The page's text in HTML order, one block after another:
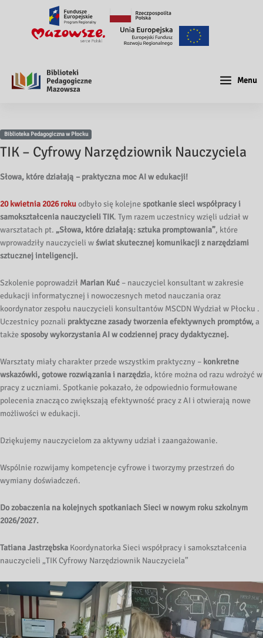
Menu
Biblioteka Pedagogiczna w Płocku
TIK – Cyfrowy Narzędziownik Nauczyciela
Słowa, które działają – praktyczna moc AI w edukacji!
20 kwietnia 2026 rokuodbyło się kolejnespotkanie sieci współpracy i
samokształcenia nauczycieli TIK. Tym razem uczestnicy wzięli udział w
warsztatach pt. „Słowa, które działają: sztuka promptowania”, które
wprowadziły nauczycieli wświat skutecznej komunikacji z narzędziami
sztucznej inteligencji.
Szkolenie poprowadził Marian Kuć – nauczyciel konsultant w zakresie
edukacji informatycznej i nowoczesnych metod nauczania oraz
koordynator zespołu nauczycieli konsultantów MSCDN Wydział w Płocku .
Uczestnicy poznali praktyczne zasady tworzenia efektywnych promptów,a
takżesposoby wykorzystania AI w codziennej pracy dydaktycznej.
Warsztaty miały charakter przede wszystkim praktyczny – konkretne
wskazówki, gotowe rozwiązania i narzędzia, które można od razu wdrożyć w
pracy z uczniami. Spotkanie pokazało, że odpowiednio formułowane
polecenia znacząco zwiększają efektywność pracy z AI i otwierają nowe
możliwości w edukacji.
Dziękujemy nauczycielom za aktywny udział i zaangażowanie.
Wspólnie rozwijamy kompetencje cyfrowe i tworzymy przestrzeń do
wymiany doświadczeń.
Do zobaczenia na kolejnych spotkaniach Sieci w nowym roku szkolnym
2026/2027.
Tatiana Jastrzębska Koordynatorka Sieci współpracy i samokształcenia
nauczycieli „TIK Cyfrowy Narzędziownik Nauczyciela”